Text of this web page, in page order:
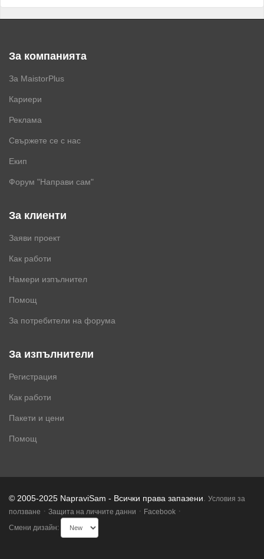
За компанията
За MaistorPlus
Кариери
Реклама
Свържете се с нас
Екип
Форум "Направи сам"
За клиенти
Заяви проект
Как работи
Намери изпълнител
Помощ
За потребители на форума
За изпълнители
Регистрация
Как работи
Пакети и цени
Помощ
© 2005-2025 NapraviSam - Всички права запазени. Условия за
ползване · Защита на личните данни · Facebook ·
Смени дизайн: